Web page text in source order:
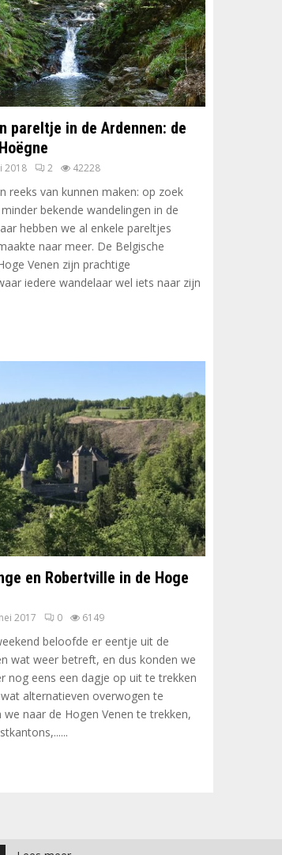
pareltje in de Ardennen: de
2018 2 42228
reeks van kunnen maken: op zoek
bekende wandelingen in de
hebben we al enkele pareltjes
naar meer. De Belgische
Venen zijn prachtige
iedere wandelaar wel iets naar zijn
en Robertville in de Hoge
2017 0 6149
beloofde er eentje uit de
wat weer betreft, en dus konden we
nog eens een dagje op uit te trekken
alternatieven overwogen te
naar de Hogen Venen te trekken,